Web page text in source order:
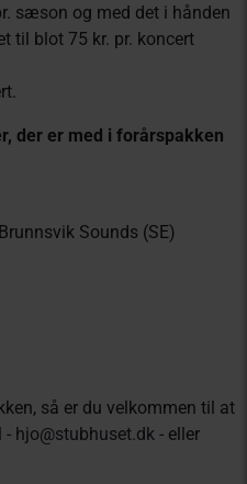
sæson og med det i hånden
til blot 75 kr. pr. koncert
der er med i forårspakken
Sounds (SE)
så er du velkommen til at
- hjo@stubhuset.dk - eller